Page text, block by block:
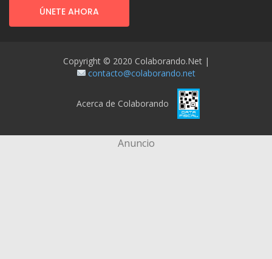
ÚNETE AHORA
Copyright © 2020 Colaborando.net |
contacto@colaborando.net
Acerca de Colaborando
Anuncio